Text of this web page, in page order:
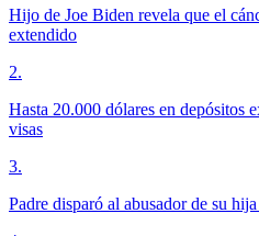
Hijo de Joe Biden revela que el
extendido
2.
Hasta 20.000 dólares en depósitos
visas
3.
Padre disparó al abusador de su